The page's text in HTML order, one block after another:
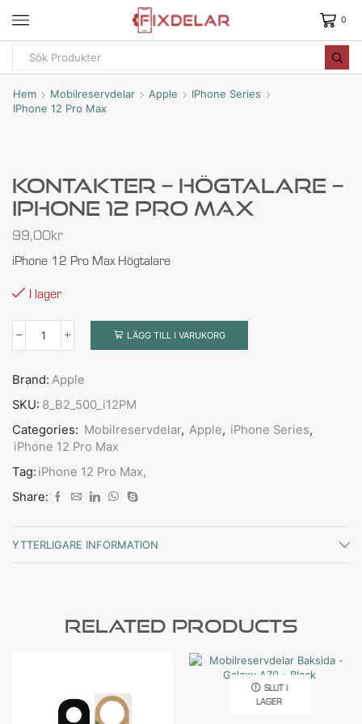
0
Hem Mobilreservdelar Apple
IPhone Series
IPhone 12 Pro Max
Kontakter – Högtalare –
IPhone 12 Pro Max
99,00kr
iPhone 12 Pro Max Högtalare
I lager
LÄGG TILL I VARUKORG
Brand: Apple
SKU: 8_B2_500_i12PM
Categories: Mobilreservdelar, Apple, iPhone Series,
iPhone 12 Pro Max
Tag: iPhone 12 Pro Max,
Share:
YTTERLIGARE INFORMATION
Related Products
SLUT I
LAGER